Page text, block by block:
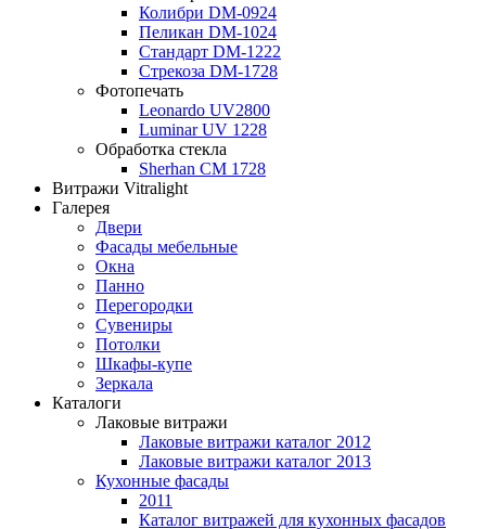
Колибри DM-0924
Пеликан DM-1024
Стандарт DM-1222
Стрекоза DM-1728
Фотопечать
Leonardo UV2800
Luminar UV 1228
Обработка стекла
Sherhan CM 1728
Витражи Vitralight
Галерея
Двери
Фасады мебельные
Окна
Панно
Перегородки
Сувениры
Потолки
Шкафы-купе
Зеркала
Каталоги
Лаковые витражи
Лаковые витражи каталог 2012
Лаковые витражи каталог 2013
Кухонные фасады
2011
Каталог витражей для кухонных фасадов